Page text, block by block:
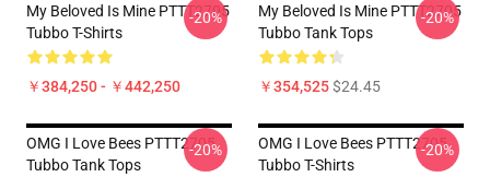
My Beloved Is Mine PTTT2705
Tubbo T-Shirts
￥384,250 - ￥442,250
-20%
My Beloved Is Mine PTTT2705
Tubbo Tank Tops
￥354,525$24.45
-20%
OMG I Love Bees PTTT2705
Tubbo Tank Tops
-20%
OMG I Love Bees PTTT2705
Tubbo T-Shirts
-20%